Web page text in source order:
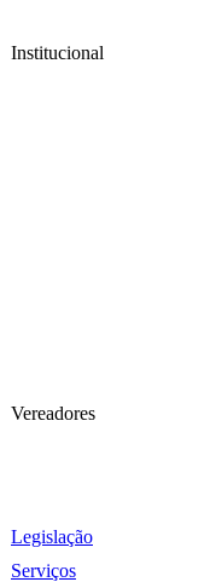
Institucional
Vereadores
Legislação
Serviços